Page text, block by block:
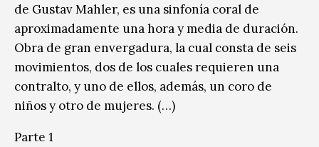
de Gustav Mahler, es una sinfonía coral de
aproximadamente una hora y media de duración.
Obra de gran envergadura, la cual consta de seis
movimientos, dos de los cuales requieren una
contralto, y uno de ellos, además, un coro de
niños y otro de mujeres. (…)
Parte 1